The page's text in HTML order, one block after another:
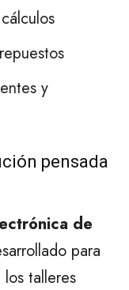
y
pensada
de
para
talleres